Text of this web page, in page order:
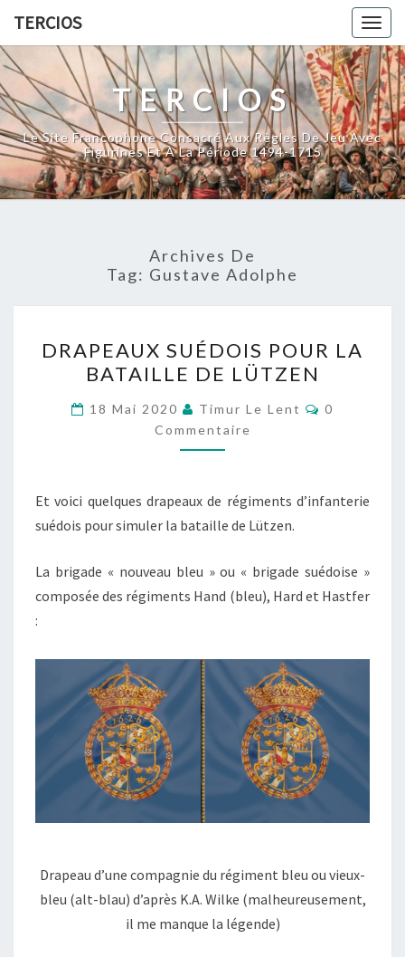
content
TERCIOS
TERCIOS
Le Site Francophone Consacré Aux Règles De Jeu Avec
Figurines Et À La Période 1494-1715
Archives De
Tag: Gustave Adolphe
SUÉDOIS
POUR
LA
BATAILLE
DE
DRAPEAUX SUÉDOIS POUR LA
BATAILLE DE LÜTZEN
18 Mai 2020 Timur Le Lent
0
Commentaire
Et voici quelques drapeaux de régiments d’infanterie
suédois pour simuler la bataille de Lützen.
La brigade « nouveau bleu » ou « brigade suédoise »
composée des régiments Hand (bleu), Hard et Hastfer
:
Drapeau d’une compagnie du régiment bleu ou vieux-
bleu (alt-blau) d’après K.A. Wilke (malheureusement,
il me manque la légende)